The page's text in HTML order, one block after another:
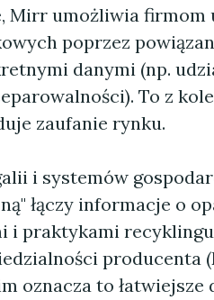
Mirr umożliwia
poprzez
danymi (np.
To z
zaufanie rynku.
i systemów
łączy informacje o
i praktykami
producenta
oznacza to